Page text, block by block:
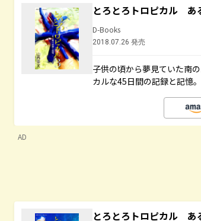
とろとろトロピカル
D-Books
2018.07.26 発売
子供の頃から夢見ていた南
カルな45日間の記録と記憶。
AD
とろとろトロピカル